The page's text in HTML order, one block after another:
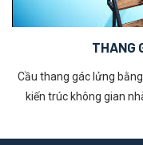
THANG
Cầu thang gác lửng
kiến trúc không gian
gọn lại hay mở ra theo